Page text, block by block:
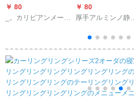
￥ 80
_。カリビアンメージ
ティンティンカーチ
を発表した消音圏
【打孔加工】【1メト
ールの価格格】は何
メトルの幅ですか？
￥ 80
厚手アルミンノ静
インターのシングル
プのダンブロック
打孔レアル・カラ
をつけてください